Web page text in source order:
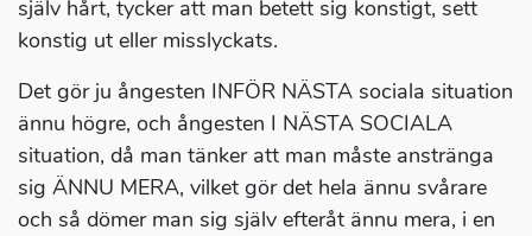
själv hårt, tycker att man betett sig konstigt, sett
konstig ut eller misslyckats.
Det gör ju ångesten INFÖR NÄSTA sociala situation
ännu högre, och ångesten I NÄSTA SOCIALA
situation, då man tänker att man måste anstränga
sig ÄNNU MERA, vilket gör det hela ännu svårare
och så dömer man sig själv efteråt ännu mera, i en